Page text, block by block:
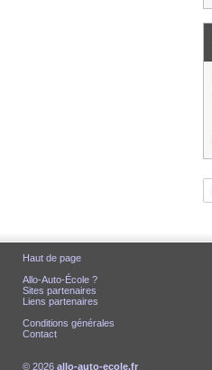
Haut de page
Allo-Auto-École ?
Sites partenaires
Liens partenaires
Conditions générales
Contact
© 2026 allo-auto-ecole.fr